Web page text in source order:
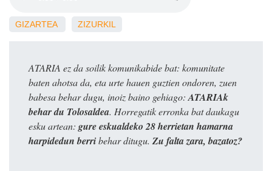
GIZARTEA ZIZURKIL
ATARIA ez da soilik komunikabide bat: komunitate
baten ahotsa da, eta urte hauen guztien ondoren, zuen
babesa behar dugu, inoiz baino gehiago: ATARIAk
behar du Tolosaldea. Horregatik erronka bat daukagu
esku artean: gure eskualdeko 28 herrietan hamarna
harpidedun berribehar ditugu. Zu falta zara, bazatoz?